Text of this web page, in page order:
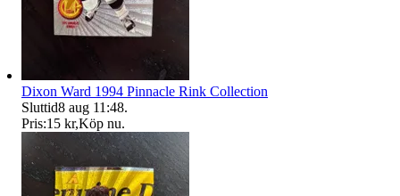
Dixon Ward 1994 Pinnacle Rink Collection
Sluttid8 aug 11:48.
Pris:15 kr,Köp nu.